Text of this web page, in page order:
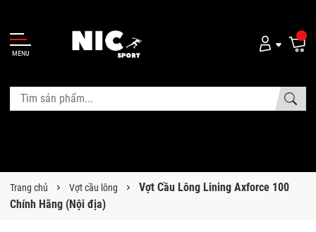
MENU
Trang chủ Vợt cầu lông
Vợt Cầu Lông Lining Axforce 100
Chính Hãng (Nội địa)